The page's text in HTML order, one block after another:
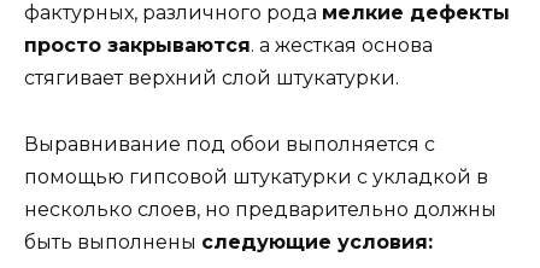
фактурных, различного рода мелкие дефекты
просто закрываются. а жесткая основа
стягивает верхний слой штукатурки.
Выравнивание под обои выполняется с
помощью гипсовой штукатурки с укладкой в
несколько слоев, но предварительно должны
быть выполнены следующие условия: